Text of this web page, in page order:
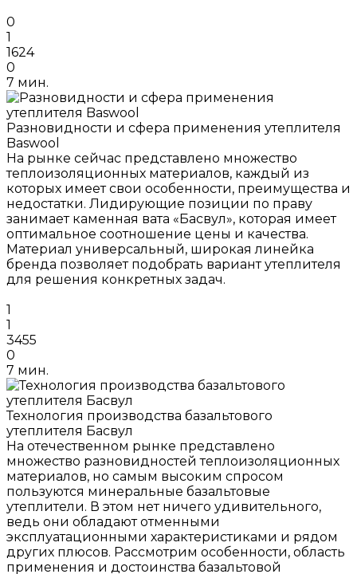
0
1
1624
0
7 мин.
Разновидности и сфера применения утеплителя
Baswool
На рынке сейчас представлено множество
теплоизоляционных материалов, каждый из
которых имеет свои особенности, преимущества и
недостатки. Лидирующие позиции по праву
занимает каменная вата «Басвул», которая имеет
оптимальное соотношение цены и качества.
Материал универсальный, широкая линейка
бренда позволяет подобрать вариант утеплителя
для решения конкретных задач.
1
1
3455
0
7 мин.
Технология производства базальтового
утеплителя Басвул
На отечественном рынке представлено
множество разновидностей теплоизоляционных
материалов, но самым высоким спросом
пользуются минеральные базальтовые
утеплители. В этом нет ничего удивительного,
ведь они обладают отменными
эксплуатационными характеристиками и рядом
других плюсов. Рассмотрим особенности, область
применения и достоинства базальтовой